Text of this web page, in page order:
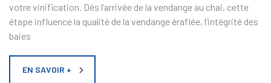
votre vinification. Dès l’arrivée de la vendange au chai, cette
étape influence la qualité de la vendange éraflée, l’intégrité des
baies
EN SAVOIR +